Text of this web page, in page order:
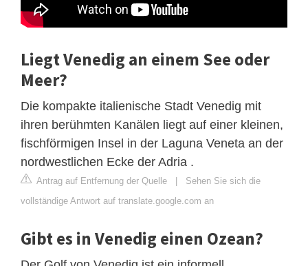
Liegt Venedig an einem See oder
Meer?
Die kompakte italienische Stadt Venedig mit
ihren berühmten Kanälen liegt auf einer kleinen,
fischförmigen Insel in der Laguna Veneta an der
nordwestlichen Ecke der Adria .
Antrag auf Entfernung der Quelle | Sehen Sie sich die
vollständige Antwort auf translate.google.com an
Gibt es in Venedig einen Ozean?